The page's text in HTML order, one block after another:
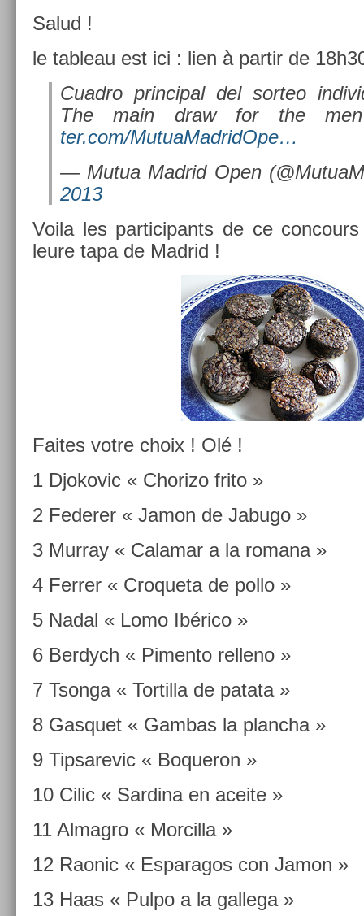
Salud !
le tab­leau est ici : lien à par­tir de
Cuad­ro prin­cip­al del sor­teo
The main draw for the
ter.com/MutuaMad­ridOpe…
— Mutua Mad­rid Open
2013
Voila les par­ticipants de ce
leure tapa de Mad­rid !
Faites votre choix ! Olé !
1 Djokovic « Chorizo frito »
2 Feder­er « Jamon de Jabugo »
3 Mur­ray « Calamar a la romana »
4 Ferr­er « Croqueta de pollo »
5 Nadal « Lomo Ibérico »
6 Be­rdych « Pimen­to re­lleno »
7 Tson­ga « Tor­tilla de patata »
8 Gas­quet « Gam­bas la plancha »
9 Tip­sarevic « Boqueron »
10 Cilic « Sar­dina en aceite »
11 Al­mag­ro « Mor­cilla »
12 Raonic « Es­paragos con Jamon »
13 Haas « Pulpo a la gal­lega »